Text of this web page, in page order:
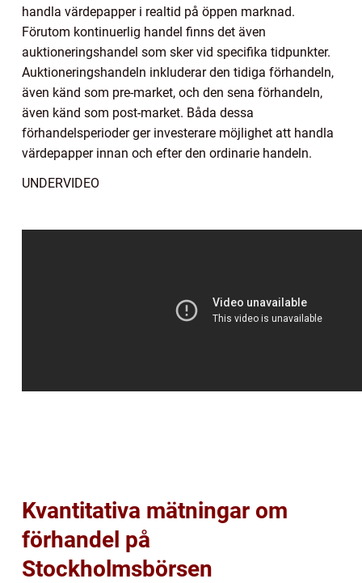
handla värdepapper i realtid på öppen marknad.
Förutom kontinuerlig handel finns det även
auktioneringshandel som sker vid specifika tidpunkter.
Auktioneringshandeln inkluderar den tidiga förhandeln,
även känd som pre-market, och den sena förhandeln,
även känd som post-market. Båda dessa
förhandelsperioder ger investerare möjlighet att handla
värdepapper innan och efter den ordinarie handeln.
UNDERVIDEO
Kvantitativa mätningar om
förhandel på
Stockholmsbörsen